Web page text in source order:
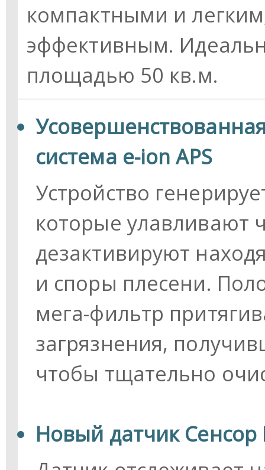
компактными и
эффективным.
площадью 50 кв.м.
система e-ion APS
Устройство
которые улавливают
дезактивируют
и споры плесени.
мега-фильтр
загрязнения,
чтобы тщательно
Новый датчик Сенсор